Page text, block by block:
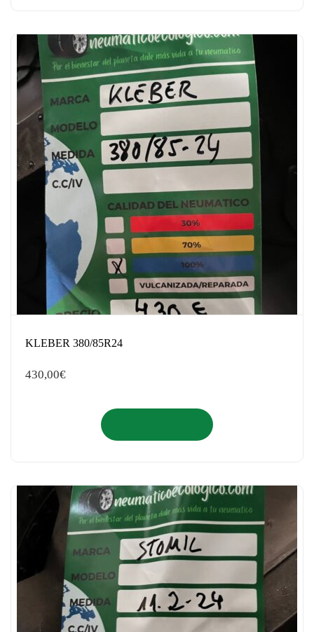
KLEBER 380/85R24
430,00€